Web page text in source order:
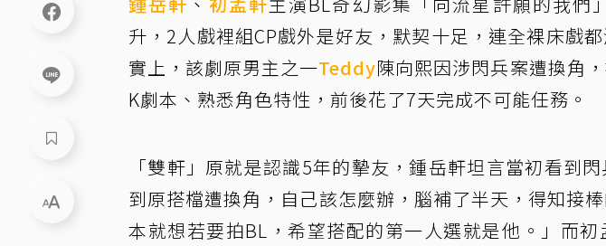
升，2人戲裡組CP戲外是好友，默契十足，連全裸床戲
實上，該劇原男主之一Teddy陳向熙因涉閃兵案遭換角
K劇本、熟悉角色特性，前後花了7天完成不可能任務。
「雙軒」原就是認識5年的摯友，鍾岳軒坦言當初看到
到原搭檔遭換角，自己該怎麼辦，腦補了半天，得知接
本就想若要拍BL，希望搭配的第一人選就是他。」而